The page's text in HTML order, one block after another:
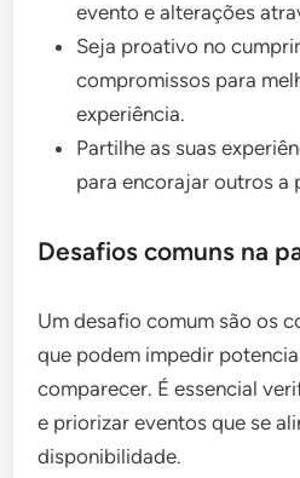
evento e alterações
Seja proativo no
compromissos para
experiência.
Partilhe as suas
para encorajar outros a
Desafios comuns na
Um desafio comum são os
que podem impedir
comparecer. É essencial
e priorizar eventos que se
disponibilidade.